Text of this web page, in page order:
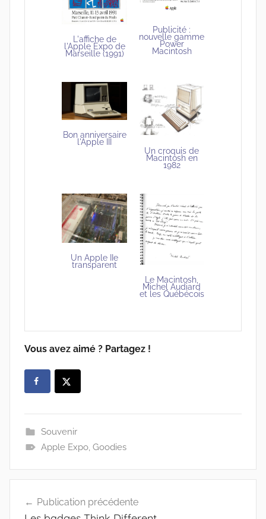
L'affiche de
l'Apple Expo de
Marseille (1991)
Publicité :
nouvelle gamme
Power
Macintosh
Bon anniversaire
l'Apple III
Un croquis de
Macintosh en
1982
Un Apple IIe
transparent
Le Macintosh,
Michel Audiard
et les Québécois
Vous avez aimé ? Partagez !
Souvenir
Apple Expo, Goodies
de
Publication précédente